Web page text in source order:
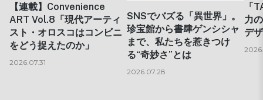
【連載】Convenience
ART Vol.8「現代アーティ
スト・オロスコはコンビニ
をどう捉えたのか」
2026.07.31
SNSでバズる「異世界」。
珍宝館から書肆ゲンシシャ
まで、私たちを惹きつけ
る“奇妙さ”とは
2026.07.28
「
力
デ